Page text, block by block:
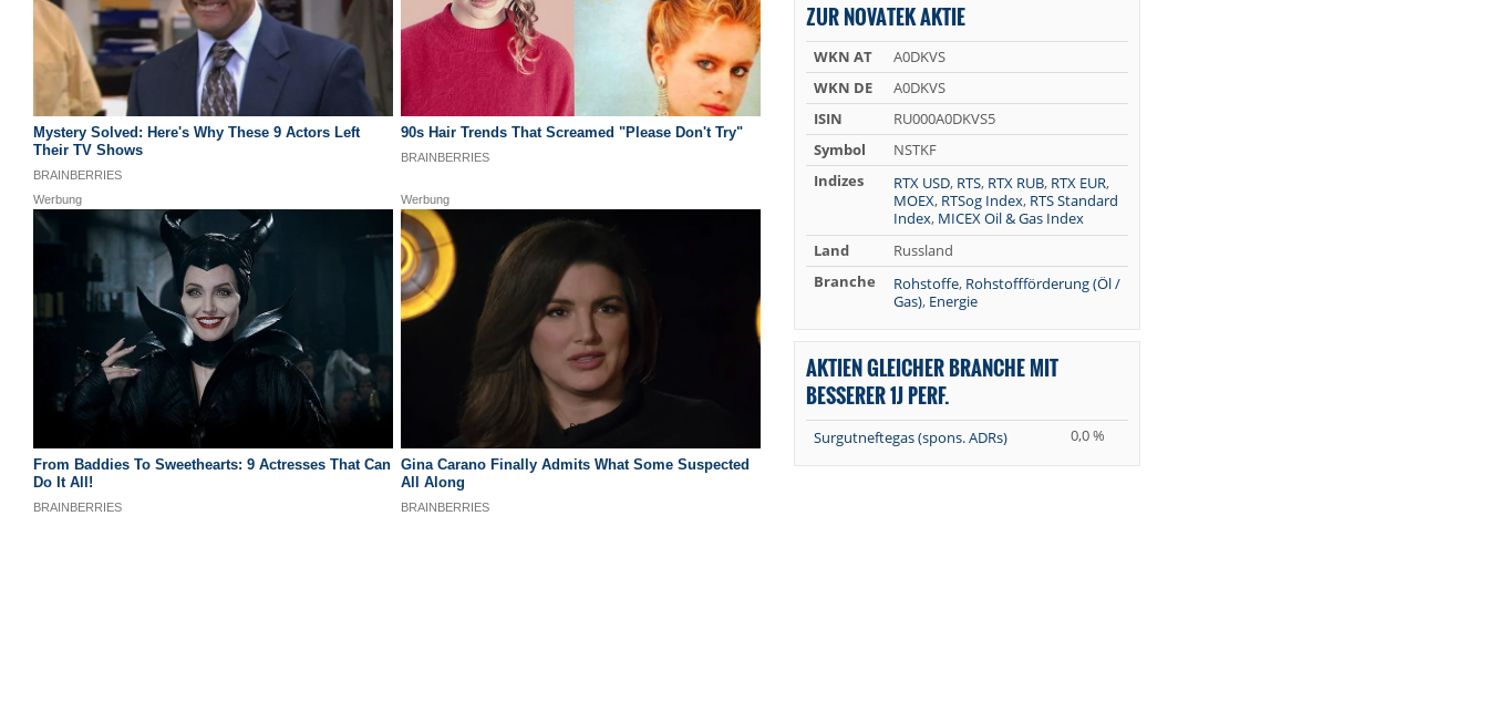
ZUR NOVATEK AKTIE
WKN AT
A0DKVS
WKN DE
A0DKVS
ISIN
RU000A0DKVS5
Symbol
NSTKF
Indizes
RTX USD, RTS, RTX RUB, RTX EUR,
MOEX, RTSog Index, RTS Standard
Index, MICEX Oil & Gas Index
Land
Russland
Branche
Rohstoffe, Rohstoffförderung (Öl /
Gas), Energie
AKTIEN GLEICHER BRANCHE MIT
BESSERER 1J PERF.
Surgutneftegas (spons. ADRs) 0,0 %